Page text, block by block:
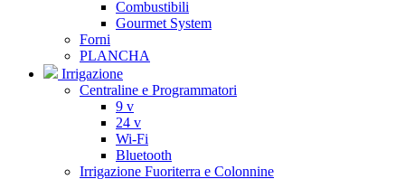
Combustibili
Gourmet System
Forni
PLANCHA
Irrigazione
Centraline e Programmatori
9 v
24 v
Wi-Fi
Bluetooth
Irrigazione Fuoriterra e Colonnine